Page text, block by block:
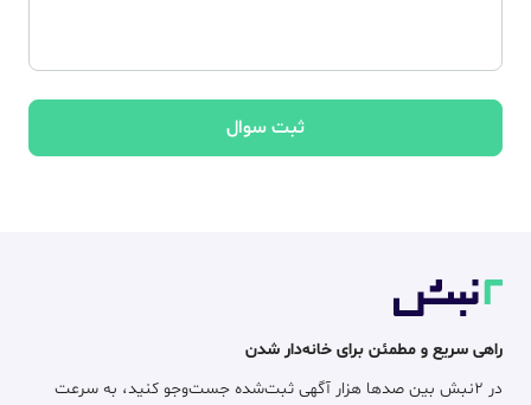
ثبت سوال
راهی سریع و مطمئن برای خانه‌دار شدن
در ۲نبش بین صدها هزار آگهی ثبت‌شده جست‌وجو کنید، به سرعت